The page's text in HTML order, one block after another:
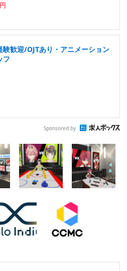
験歓迎/OJTあり・アニメーション
フ
Sponsored by